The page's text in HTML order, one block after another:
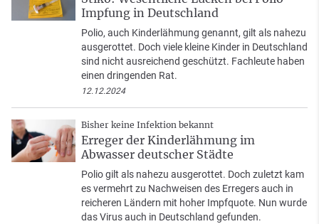
Impfung in Deutschland
Polio, auch Kinderlähmung genannt, gilt als nahezu
ausgerottet. Doch viele kleine Kinder in Deutschland
sind nicht ausreichend geschützt. Fachleute haben
einen dringenden Rat.
12.12.2024
Bisher keine Infektion bekannt
Erreger der Kinderlähmung im
Abwasser deutscher Städte
Polio gilt als nahezu ausgerottet. Doch zuletzt kam
es vermehrt zu Nachweisen des Erregers auch in
reicheren Ländern mit hoher Impfquote. Nun wurde
das Virus auch in Deutschland gefunden.